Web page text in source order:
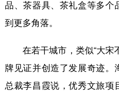
品、茶器具、茶礼盒等多个
到更多角落。
在若干城市，类似“大宋
牌见证并创造了发展奇迹。
总裁李昌霞说，优秀文旅项